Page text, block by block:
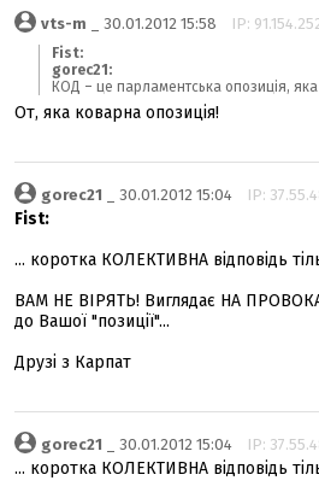
vts-m _ 30.01.2012 15:58 IP:
Fist:
gorec21:
КОД – це парламентська опозиція, яка
От, яка коварна опозиція!
gorec21 _ 30.01.2012 15:04 IP:
Fist:
... коротка КОЛЕКТИВНА відповідь
ВАМ НЕ ВІРЯТЬ! Виглядає НА
до Вашої "позиції"...
Друзі з Карпат
gorec21 _ 30.01.2012 15:04 IP:
... коротка КОЛЕКТИВНА відповідь